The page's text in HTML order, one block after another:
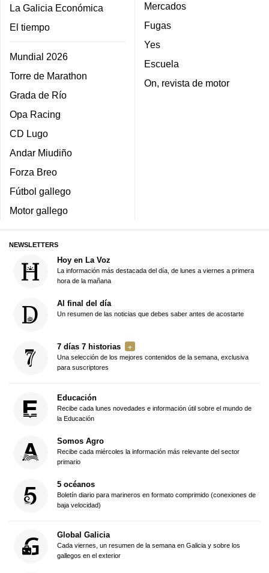
La Galicia Económica
El tiempo
Mundial 2026
Torre de Marathon
Grada de Río
Opa Racing
CD Lugo
Andar Miudiño
Forza Breo
Fútbol gallego
Motor gallego
Mercados
Fugas
Yes
Escuela
On, revista de motor
NEWSLETTERS
Hoy en La Voz
La información más destacada del día, de lunes a viernes a primera
hora de la mañana
Al final del día
Un resumen de las noticias que debes saber antes de acostarte
7 días 7 historias
Una selección de los mejores contenidos de la semana, exclusiva
para suscriptores
Educación
Recibe cada lunes novedades e información útil sobre el mundo de
la Educación
Somos Agro
Recibe cada miércoles la información más relevante del sector
primario
5 océanos
Boletín diario para marineros en formato comprimido (conexiones de
baja velocidad)
Global Galicia
Cada viernes, un resumen de la semana en Galicia y sobre los
gallegos en el exterior